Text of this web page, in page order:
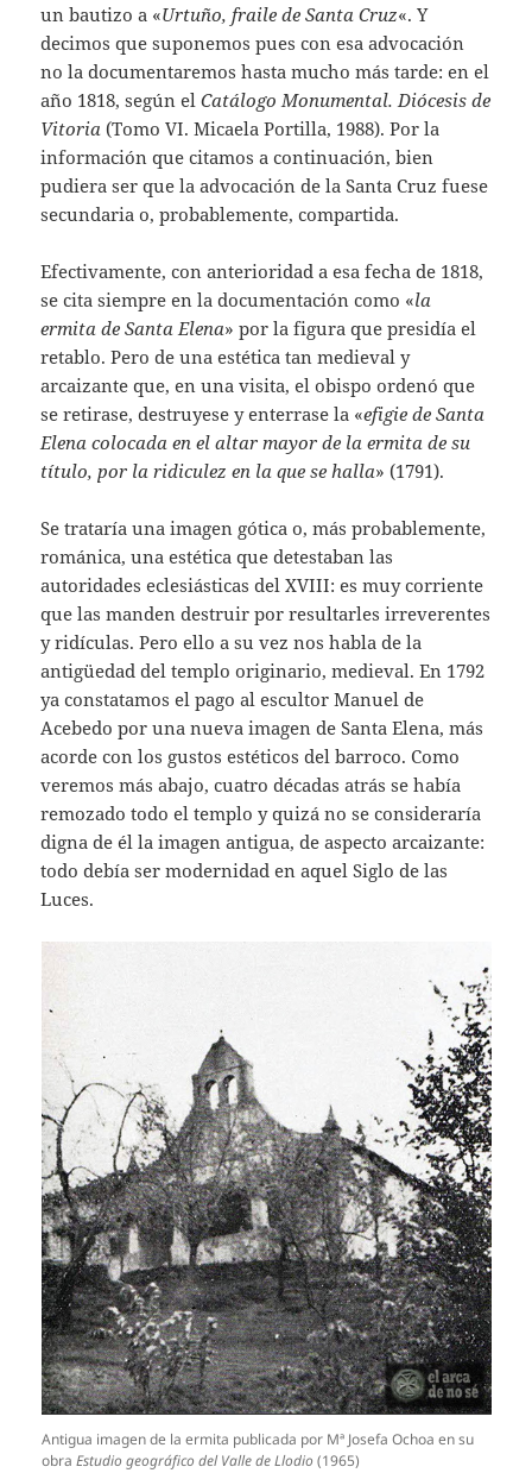
un bautizo a «Urtuño, fraile de Santa Cruz«. Y
decimos que suponemos pues con esa advocación
no la documentaremos hasta mucho más tarde: en el
año 1818, según elCatálogo Monumental. Diócesis de
Vitoria (Tomo VI. Micaela Portilla, 1988). Por la
información que citamos a continuación, bien
pudiera ser que la advocación de la Santa Cruz fuese
secundaria o, probablemente, compartida.
Efectivamente, con anterioridad a esa fecha de 1818,
se cita siempre en la documentación como «la
ermita de Santa Elena» por la figura que presidía el
retablo. Pero de una estética tan medieval y
arcaizante que, en una visita, el obispo ordenó que
se retirase, destruyese y enterrase la «efigie de Santa
Elena colocada en el altar mayor de la ermita de su
título, por la ridiculez en la que se halla» (1791).
Se trataría una imagen gótica o, más probablemente,
románica, una estética que detestaban las
autoridades eclesiásticas del XVIII: es muy corriente
que las manden destruir por resultarles irreverentes
y ridículas. Pero ello a su vez nos habla de la
antigüedad del templo originario, medieval. En 1792
ya constatamos el pago al escultor Manuel de
Acebedo por una nueva imagen de Santa Elena, más
acorde con los gustos estéticos del barroco. Como
veremos más abajo, cuatro décadas atrás se había
remozado todo el templo y quizá no se consideraría
digna de él la imagen antigua, de aspecto arcaizante:
todo debía ser modernidad en aquel Siglo de las
Luces.
Antigua imagen de la ermita publicada por Mª Josefa Ochoa en su
obra Estudio geográfico del Valle de Llodio (1965)